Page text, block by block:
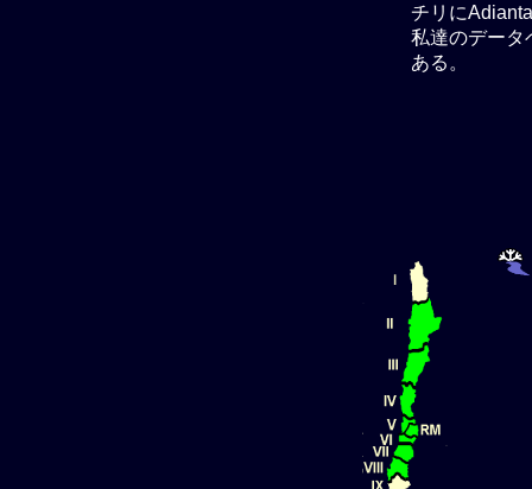
チリに
私達のデータ
ある。